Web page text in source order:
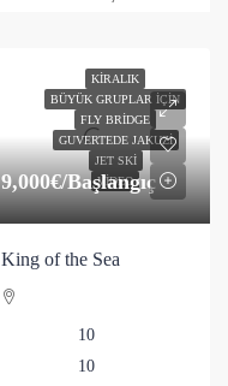
KIRALIK
BÜYÜK GRUPLAR İÇIN
FLY BRIDGE
GUVERTEDE JAKUZI
JET SKI
VIDEO
9,000€/Başlangıç
King of the Sea
10
10